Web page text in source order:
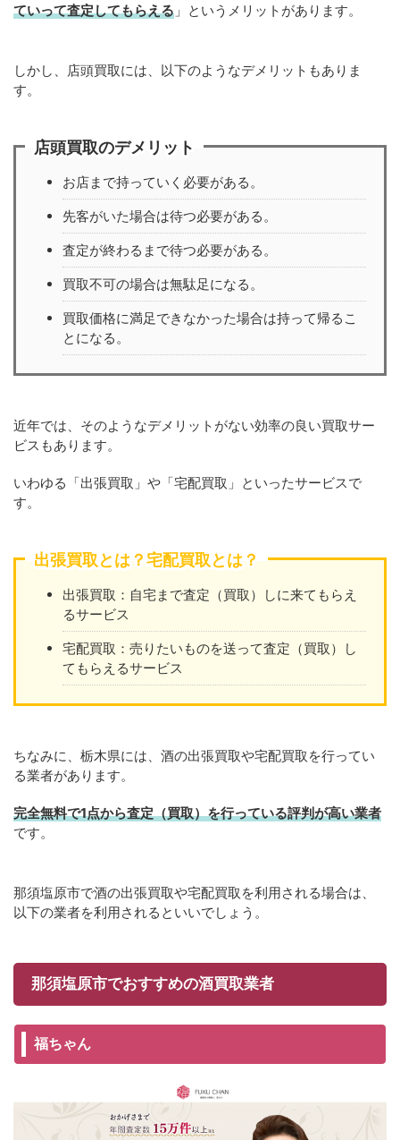
ていって査定してもらえる 」というメリットがあります。
しかし、店頭買取には、以下のようなデメリットもありま
す。
店頭買取のデメリット
お店まで持っていく必要がある。
先客がいた場合は待つ必要がある。
査定が終わるまで待つ必要がある。
買取不可の場合は無駄足になる。
買取価格に満足できなかった場合は持って帰るこ
とになる。
近年では、そのようなデメリットがない効率の良い買取サー
ビスもあります。
いわゆる「出張買取」や「宅配買取」といったサービスで
す。
出張買取とは？宅配買取とは？
出張買取：自宅まで査定（買取）しに来てもらえ
るサービス
宅配買取：売りたいものを送って査定（買取）し
てもらえるサービス
ちなみに、栃木県には、酒の出張買取や宅配買取を行ってい
る業者があります。
完全無料で1点から査定（買取）を行っている評判が高い業者
です。
那須塩原市で酒の出張買取や宅配買取を利用される場合は、
以下の業者を利用されるといいでしょう。
那須塩原市でおすすめの酒買取業者
福ちゃん